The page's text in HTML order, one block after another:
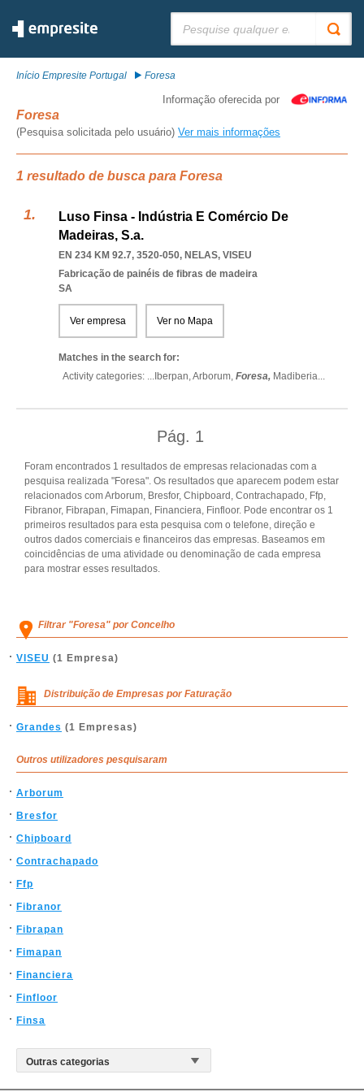
Início Empresite Portugal Foresa
Informação oferecida por
Foresa
(Pesquisa solicitada pelo usuário) Ver mais informações
1 resultado de busca para Foresa
Luso Finsa - Indústria E Comércio De
Madeiras, S.a.
EN 234 KM 92.7, 3520-050, NELAS, VISEU
Fabricação de painéis de fibras de madeira
SA
Ver empresa Ver no Mapa
Matches in the search for:
Activity categories: ... Iberpan,Arborum, Foresa, Madiberia...
Pág. 1
Foram encontrados 1 resultados de empresas relacionadas com a
pesquisa realizada "Foresa". Os resultados que aparecem podem estar
relacionados com Arborum, Bresfor, Chipboard, Contrachapado, Ffp,
Fibranor, Fibrapan, Fimapan, Financiera, Finfloor. Pode encontrar os 1
primeiros resultados para esta pesquisa com o telefone, direção e
outros dados comerciais e financeiros das empresas. Baseamos em
coincidências de uma atividade ou denominação de cada empresa
para mostrar esses resultados.
Filtrar "Foresa" por Concelho
VISEU (1 Empresa)
Distribuição de Empresas por Faturação
Grandes (1 Empresas)
Outros utilizadores pesquisaram
Arborum
Bresfor
Chipboard
Contrachapado
Ffp
Fibranor
Fibrapan
Fimapan
Financiera
Finfloor
Finsa